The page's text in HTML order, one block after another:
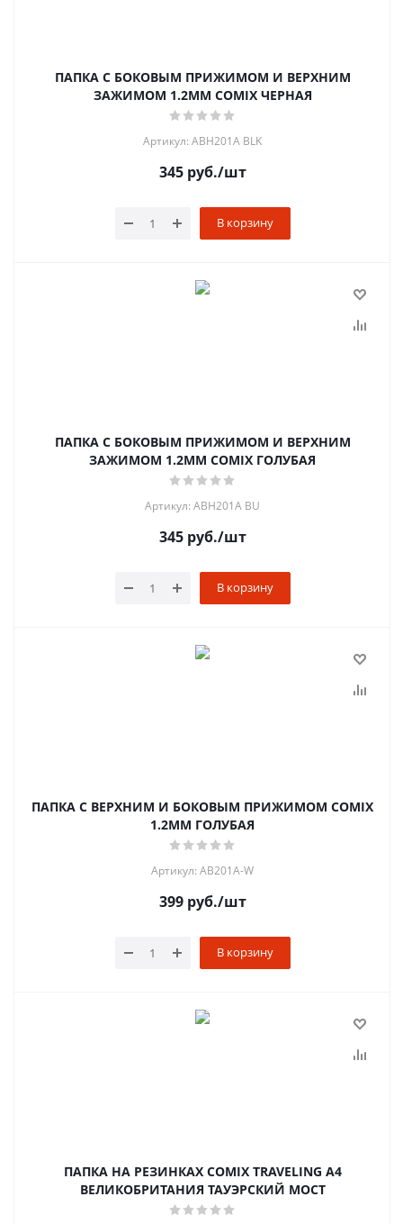
ПАПКА С БОКОВЫМ ПРИЖИМОМ И ВЕРХНИМ
ЗАЖИМОМ 1.2ММ COMIX ЧЕРНАЯ
Артикул: ABH201A BLK
345руб./шт
В корзину
ПАПКА С БОКОВЫМ ПРИЖИМОМ И ВЕРХНИМ
ЗАЖИМОМ 1.2ММ COMIX ГОЛУБАЯ
Артикул: ABH201A BU
345руб./шт
В корзину
ПАПКА С ВЕРХНИМ И БОКОВЫМ ПРИЖИМОМ COMIX
1.2ММ ГОЛУБАЯ
Артикул: AB201A-W
399руб./шт
В корзину
ПАПКА НА РЕЗИНКАХ COMIX TRAVELING А4
ВЕЛИКОБРИТАНИЯ ТАУЭРСКИЙ МОСТ